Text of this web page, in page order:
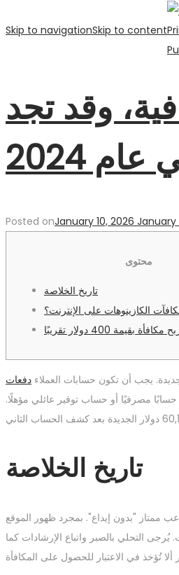
Skip to navigationSkip to content
وقد تجد
2024
Posted onJanuary 10, 2026 January
محتوى
تاريخ الخلاصة
الكازينوهات على الإنترنت؟
400 دولار تقريبًا
يجب أن تكون حسابات العملاء
ما بين 50 و500 دولار سنويًا عن كل صديق يُظهر حسابًا مصرفيًا أو حساب توفير عائلي مؤهلًا.
تاريخ الخلاصة
"بدون إيداع". بمجرد ظهور الموقع
التحلي بالصبر واتباع الإرشادات كما